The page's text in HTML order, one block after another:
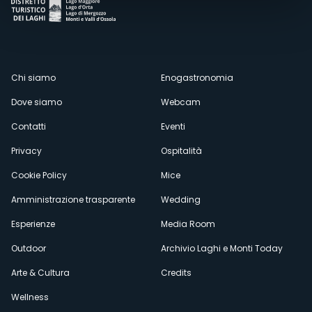
Menù
secondario
Chi siamo
Dove siamo
Contatti
Privacy
Cookie Policy
Amministrazione trasparente
Esperienze
Outdoor
Arte & Cultura
Wellness
Enogastronomia
Webcam
Eventi
Ospitalità
Mice
Wedding
Media Room
Archivio Laghi e Monti Today
Credits